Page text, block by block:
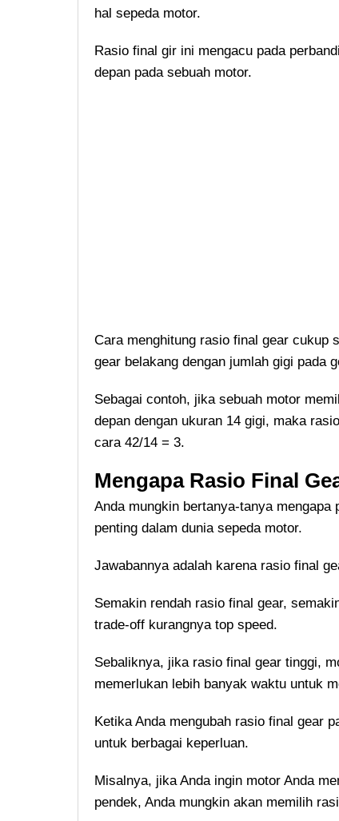
hal sepeda motor.
Rasio final gir ini mengacu pada
depan pada sebuah motor.
Cara menghitung rasio final gear cukup
gear belakang dengan jumlah gigi pada
Sebagai contoh, jika sebuah motor
depan dengan ukuran 14 gigi, maka
cara 42/14 = 3.
Mengapa Rasio Final
Anda mungkin bertanya-tanya mengapa
penting dalam dunia sepeda motor.
Jawabannya adalah karena rasio final
Semakin rendah rasio final gear,
trade-off kurangnya top speed.
Sebaliknya, jika rasio final gear tinggi,
memerlukan lebih banyak waktu untuk
Ketika Anda mengubah rasio final gear
untuk berbagai keperluan.
Misalnya, jika Anda ingin motor Anda
pendek, Anda mungkin akan memilih